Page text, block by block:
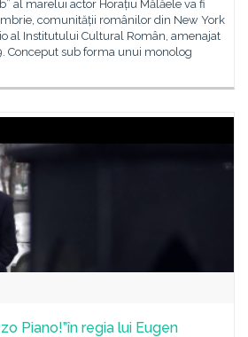
al marelui actor Horațiu Mălăele va fi
comunității românilor din New York
al Institutului Cultural Român, amenajat
Conceput sub forma unui monolog
Piano!”în regia lui Eugen